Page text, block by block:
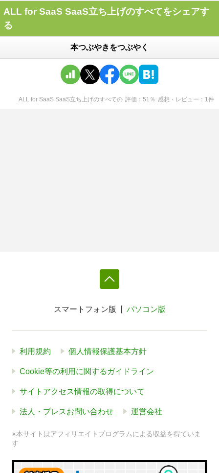
ALL for SaaS SaaS立ち上げのすべてをシェアす
る
本つぶやきをつぶやく
ALL for SaaS SaaS立ち上げのすべての 評価 51 ％ 感想・レビュー 1件
スマートフォン版 パソコン版
利用規約 個人情報保護基本方針
Cookie等の利用に関するガイドライン
サイトアクセス情報の取得について
法人・プレスお問い合わせ 運営会社
※本サイトはアフィリエイトプログラムによる収益を得ていま
す